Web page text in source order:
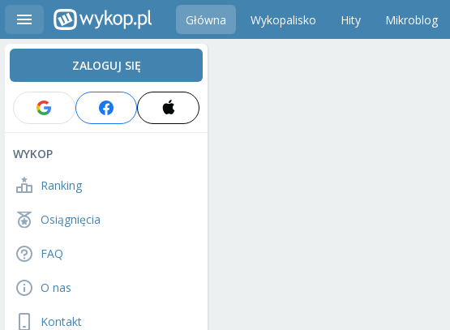
Główna Wykopalisko Hity Mikroblog
ZALOGUJ SIĘ
WYKOP
Ranking
Osiągnięcia
FAQ
O nas
Kontakt